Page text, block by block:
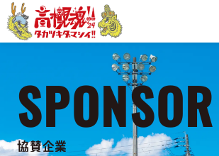
SPONSOR
協賛企業